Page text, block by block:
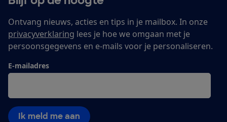
Ontvang nieuws, acties en tips in je mailbox. In onze
privacyverklaring lees je hoe we omgaan met je
persoonsgegevens en e-mails voor je personaliseren.
E-mailadres
Ik meld me aan